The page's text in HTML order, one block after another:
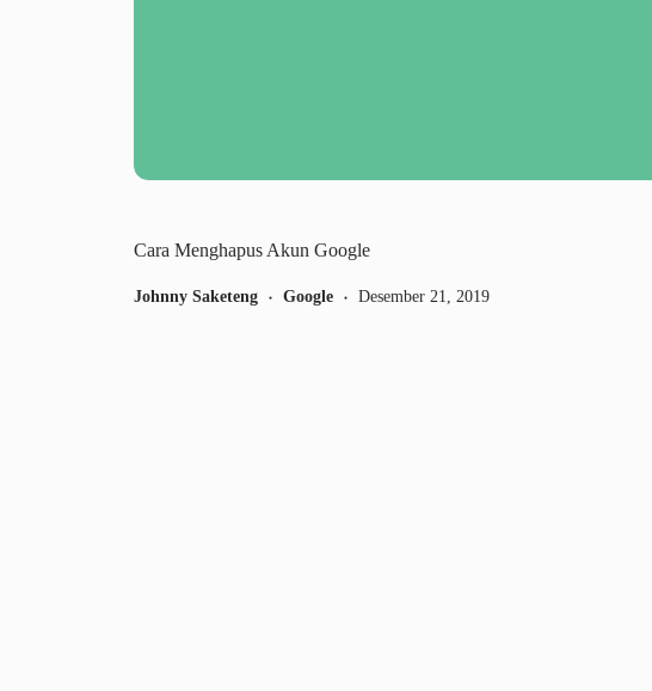
Cara Menghapus Akun Google
Johnny Saketeng Google Desember 21, 2019